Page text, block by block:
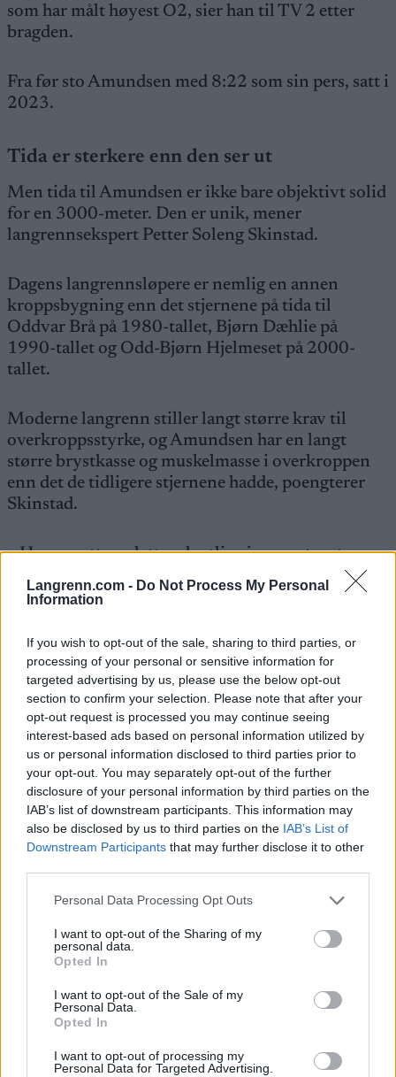
Langrenn.com - Do Not Process My Personal
Information
If you wish to opt-out of the sale, sharing to third parties, or
processing of your personal or sensitive information for
targeted advertising by us, please use the below opt-out
section to confirm your selection. Please note that after your
opt-out request is processed you may continue seeing
interest-based ads based on personal information utilized by
us or personal information disclosed to third parties prior to
your opt-out. You may separately opt-out of the further
disclosure of your personal information by third parties on the
IAB’s list of downstream participants. This information may
also be disclosed by us to third parties on the IAB’s List of
Downstream Participants that may further disclose it to other
Please note that this website/app uses one or more Google
not limited to your visit or usage behaviour. You may click to
grant or deny consent to Google and its third-party tags to
use your data for below specified purposes in below Google
consent section.
Personal Data Processing Opt Outs
I want to opt-out of the Sharing of my
personal data.
Opted In
I want to opt-out of the Sale of my
Personal Data.
Opted In
I want to opt-out of processing my
Personal Data for Targeted Advertising.
som har målt høyest O2, sier han til TV 2 etter
bragden.
Fra før sto Amundsen med 8:22 som sin pers, satt i
2023.
Tida er sterkere enn den ser ut
Men tida til Amundsen er ikke bare objektivt solid
for en 3000-meter. Den er unik, mener
langrennsekspert Petter Soleng Skinstad.
Dagens langrennsløpere er nemlig en annen
kroppsbygning enn det stjernene på tida til
Oddvar Brå på 1980-tallet, Bjørn Dæhlie på
1990-tallet og Odd-Bjørn Hjelmeset på 2000-
tallet.
Moderne langrenn stiller langt større krav til
overkroppsstyrke, og Amundsen har en langt
større brystkasse og muskelmasse i overkroppen
enn det de tidligere stjernene hadde, poengterer
Skinstad.
– Han er rett og slett ordentlig gjennomtrent og
helt rå, sier Skinstad til TV 2.
tidene
Sykkelfrelst
Amundsen er ikke uventet en av de som løper mye
i barmarksesongen, men trekker fram langtur på
landeveissykkel som en av sine absolutt
favorittøkter om sommeren.
– Langtur på sykkel sammen med gode venner og
bollestopp, det er en av mine favorittøkter, sier
han til Langrenn.com.
Og der er Amundsen i godt selskap. Sykling har
nemlig tatt av blant skiløpere som
Se også:
langrennsløpere nå